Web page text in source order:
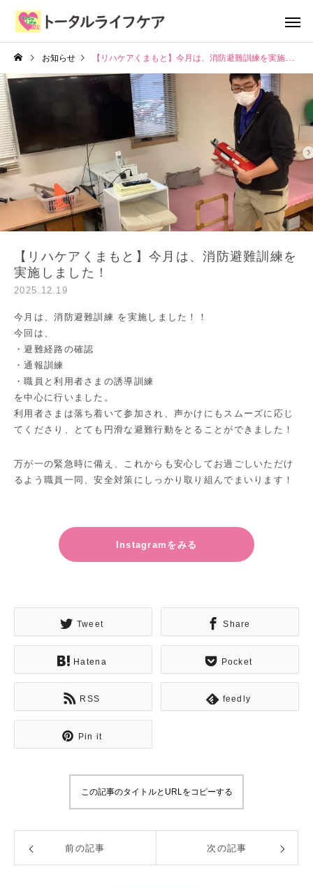
お知らせ 【リハケアくまもと】今月は、消防避難訓練を実施しました！
【リハケアくまもと】今月は、消防避難訓練を
実施しました！
2025.12.19
今月は、消防避難訓練 を実施しました！！
今回は、
・避難経路の確認
・通報訓練
・職員と利用者さまの誘導訓練
を中心に行いました。
利用者さまは落ち着いて参加され、声かけにもスムーズに応じ
てくださり、とても円滑な避難行動をとることができました！
万が一の緊急時に備え、これからも安心してお過ごしいただけ
るよう職員一同、安全対策にしっかり取り組んでまいります！
Instagramをみる
Tweet Share
Hatena Pocket
RSS feedly
Pin it
この記事のタイトルとURLをコピーする
前の記事 次の記事